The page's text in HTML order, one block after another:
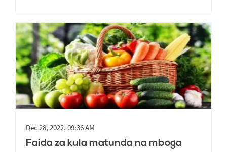
Dec 28, 2022, 09:36 AM
Faida za kula matunda na mboga